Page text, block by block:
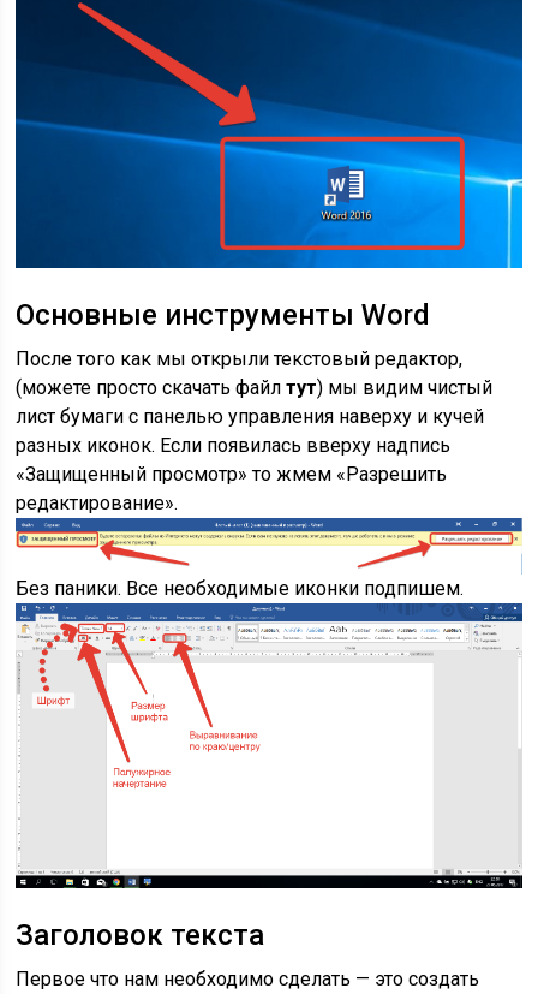
Основные инструменты Word
После того как мы открыли текстовый редактор,
(можете просто скачать файлтут) мы видим чистый
лист бумаги с панелью управления наверху и кучей
разных иконок. Если появилась вверху надпись
«Защищенный просмотр» то жмем «Разрешить
редактирование».
Без паники. Все необходимые иконки подпишем.
Заголовок текста
Первое что нам необходимо сделать — это создать